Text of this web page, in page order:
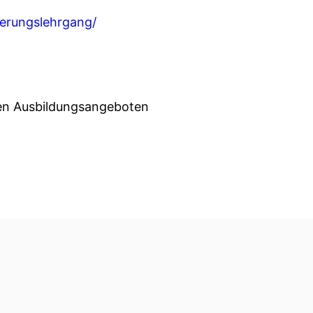
Ausbildungsangeboten